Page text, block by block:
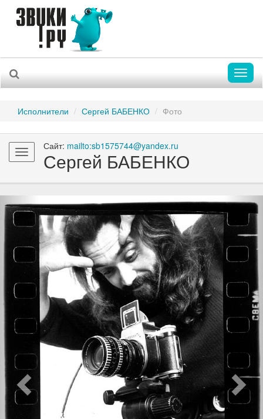
Исполнители Сергей БАБЕНКО Фото
Toggle
navigation
Сайт: mailto:sb1575744@yandex.ru
Сергей БАБЕНКО
Previous